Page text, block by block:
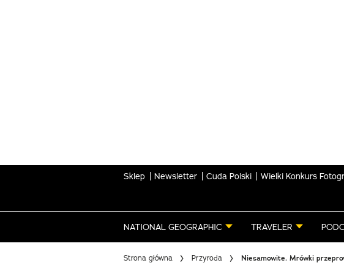
Sklep Newsletter Cuda Polski Wielki Konkurs
NATIONAL GEOGRAPHIC TRAVELER
Strona główna Przyroda Niesamowite. Mrówki